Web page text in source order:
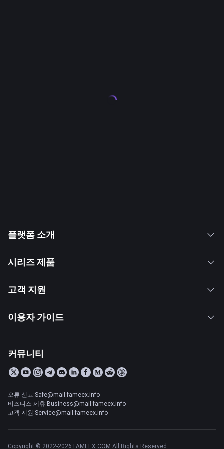
플랫폼 소개
시리즈 제품
고객 지원
이용자 가이드
커뮤니티
오류 신고:Safe@mail.fameex.info
비즈니스 제휴:Business@mail.fameex.info
고객 지원:Service@mail.fameex.info
Copyright © 2022-2026 FAMEEX.COM All Rights Reserved